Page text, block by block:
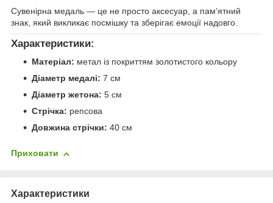
Сувенірна медаль — це не просто аксесуар, а пам’ятний
знак, який викликає посмішку та зберігає емоції надовго.
Характеристики:
Матеріал: метал із покриттям золотистого кольору
Діаметр медалі: 7 см
Діаметр жетона: 5 см
Стрічка: репсова
Довжина стрічки: 40 см
Приховати
Характеристики